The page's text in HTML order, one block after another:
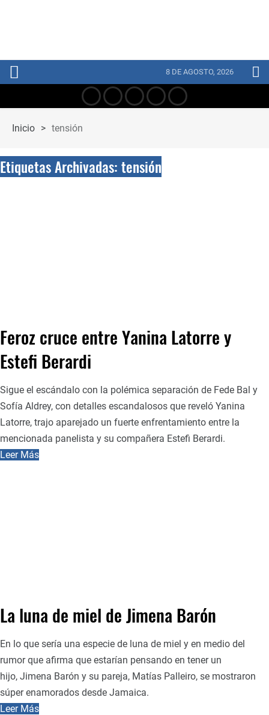
8 DE AGOSTO, 2026
Inicio > tensión
Etiquetas Archivadas: tensión
Feroz cruce entre Yanina Latorre y
Estefi Berardi
Sigue el escándalo con la polémica separación de Fede Bal y
Sofía Aldrey, con detalles escandalosos que reveló Yanina
Latorre, trajo aparejado un fuerte enfrentamiento entre la
mencionada panelista y su compañera Estefi Berardi.
Leer Más
La luna de miel de Jimena Barón
En lo que sería una especie de luna de miel y en medio del
rumor que afirma que estarían pensando en tener un
hijo, Jimena Barón y su pareja, Matías Palleiro, se mostraron
súper enamorados desde Jamaica.
Leer Más